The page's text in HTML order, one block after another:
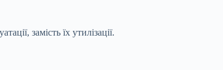
замість їх утилізації.